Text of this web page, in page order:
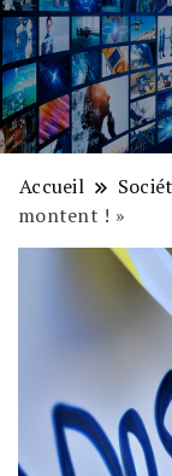
Accueil
montent ! »